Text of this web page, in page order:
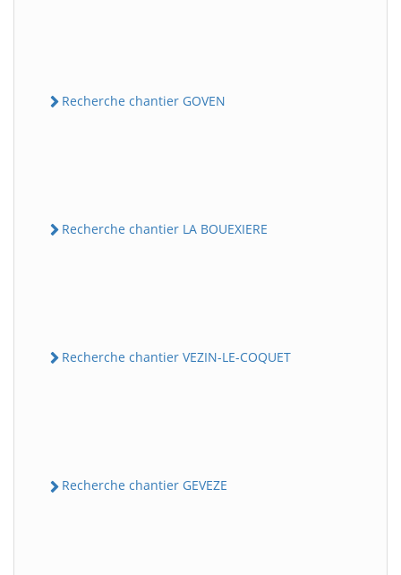
Recherche chantier GOVEN
Recherche chantier LA BOUEXIERE
Recherche chantier VEZIN-LE-COQUET
Recherche chantier GEVEZE